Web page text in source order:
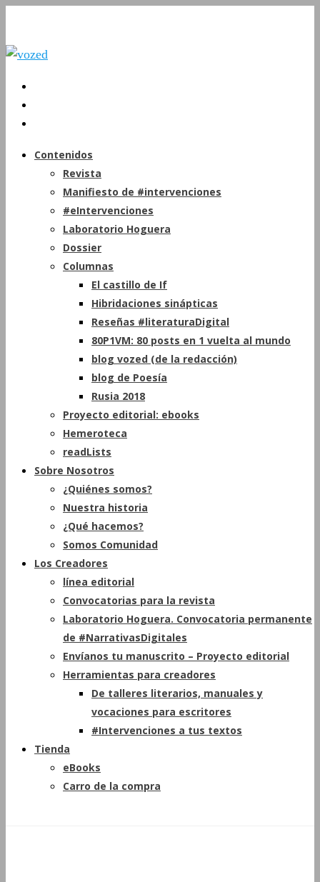
Contenidos
Revista
Manifiesto de #intervenciones
#eIntervenciones
Laboratorio Hoguera
Dossier
Columnas
El castillo de If
Hibridaciones sinápticas
Reseñas #literaturaDigital
80P1VM: 80 posts en 1 vuelta al mundo
blog vozed (de la redacción)
blog de Poesía
Rusia 2018
Proyecto editorial: ebooks
Hemeroteca
readLists
Sobre Nosotros
¿Quiénes somos?
Nuestra historia
¿Qué hacemos?
Somos Comunidad
Los Creadores
línea editorial
Convocatorias para la revista
Laboratorio Hoguera. Convocatoria permanente
de #NarrativasDigitales
Envíanos tu manuscrito – Proyecto editorial
Herramientas para creadores
De talleres literarios, manuales y
vocaciones para escritores
#Intervenciones a tus textos
Tienda
eBooks
Carro de la compra